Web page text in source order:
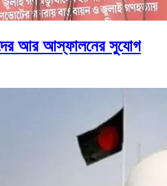
আর আস্ফালনের সুযোগ